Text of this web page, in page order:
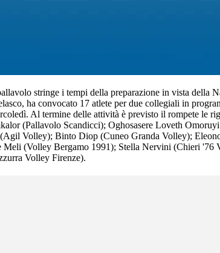
stringe i tempi della preparazione in vista della
ha convocato 17 atlete per due collegiali in
Al termine delle attività è previsto il rompete le
(Pallavolo Scandicci); Oghosasere Loveth
Volley); Binto Diop (Cuneo Granda Volley);
(Volley Bergamo 1991); Stella Nervini (Chieri '76
Volley Firenze).